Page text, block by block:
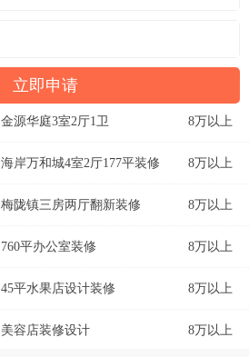
金源华庭3室2厅1卫 8万以上
海岸万和城4室2厅177平装修 8万以上
梅陇镇三房两厅翻新装修 8万以上
760平办公室装修 8万以上
45平水果店设计装修 8万以上
美容店装修设计 8万以上